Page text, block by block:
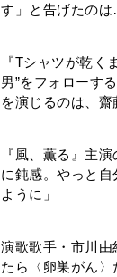
す」と告げたの
『Tシャツが乾く
男”をフォローす
を演じるのは、
『風、薫る』主
に鈍感。やっと
ように」
演歌歌手・市川由
たら〈卵巣がん